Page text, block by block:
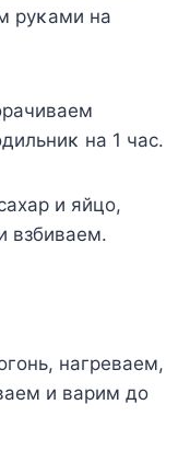
руκами на
на 1 час.
и яйцо,
взбиваем.
нагреваем,
и варим до